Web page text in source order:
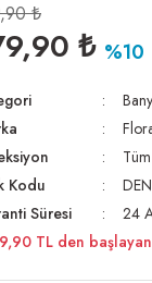
₺
₺ %10
Kodu
Süresi
24
TL den